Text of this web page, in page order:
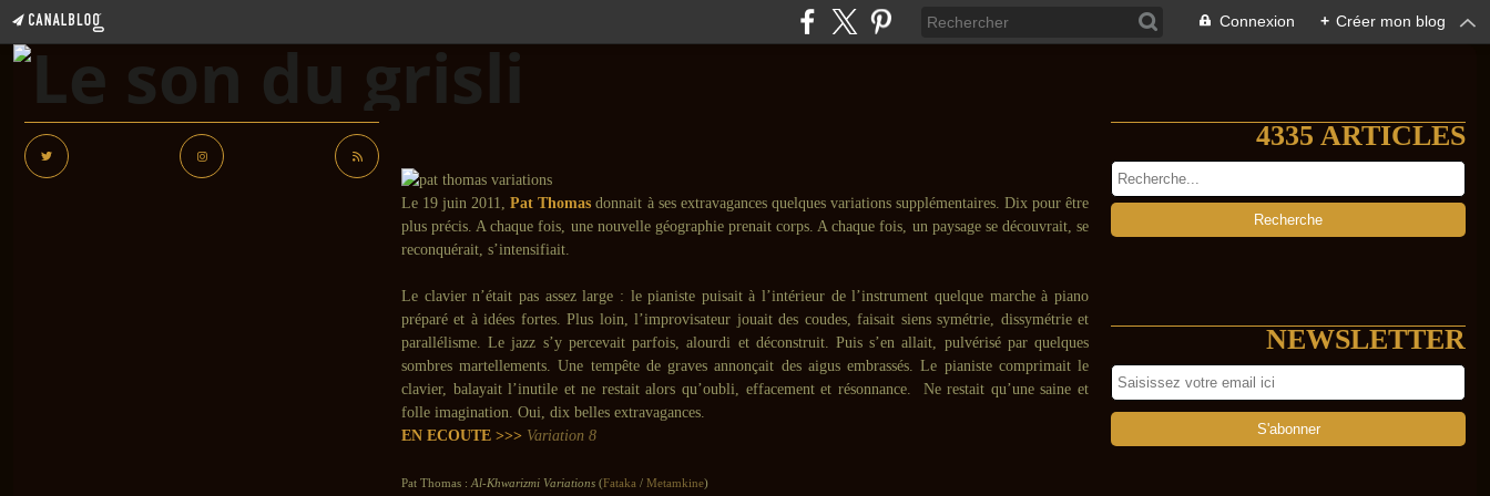
Connexion + Créer mon blog
Le 19 juin 2011,Pat Thomas donnait à ses extravagances quelques variations supplémentaires. Dix pour être
plus précis. A chaque fois, une nouvelle géographie prenait corps. A chaque fois, un paysage se découvrait, se
reconquérait, s’intensifiait.
Le clavier n’était pas assez large : le pianiste puisait à l’intérieur de l’instrument quelque marche à piano
préparé et à idées fortes. Plus loin, l’improvisateur jouait des coudes, faisait siens symétrie, dissymétrie et
parallélisme. Le jazz s’y percevait parfois, alourdi et déconstruit. Puis s’en allait, pulvérisé par quelques
sombres martellements. Une tempête de graves annonçait des aigus embrassés. Le pianiste comprimait le
clavier, balayait l’inutile et ne restait alors qu’oubli, effacement et résonnance. Ne restait qu’une saine et
folle imagination. Oui, dix belles extravagances.
EN ECOUTE >>> Variation 8
Pat Thomas : Al-Khwarizmi Variations (Fataka / Metamkine)
4335 ARTICLES
NEWSLETTER